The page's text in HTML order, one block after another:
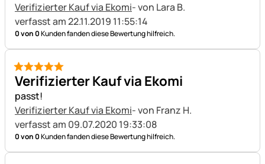
Verifizierter Kauf via Ekomi- von Lara B.
verfasst am 22.11.2019 11:55:14
0 von 0Kunden fanden diese Bewertung hilfreich.
5 von 5
Verifizierter Kauf via Ekomi
passt!
Verifizierter Kauf via Ekomi- von Franz H.
verfasst am 09.07.2020 19:33:08
0 von 0Kunden fanden diese Bewertung hilfreich.